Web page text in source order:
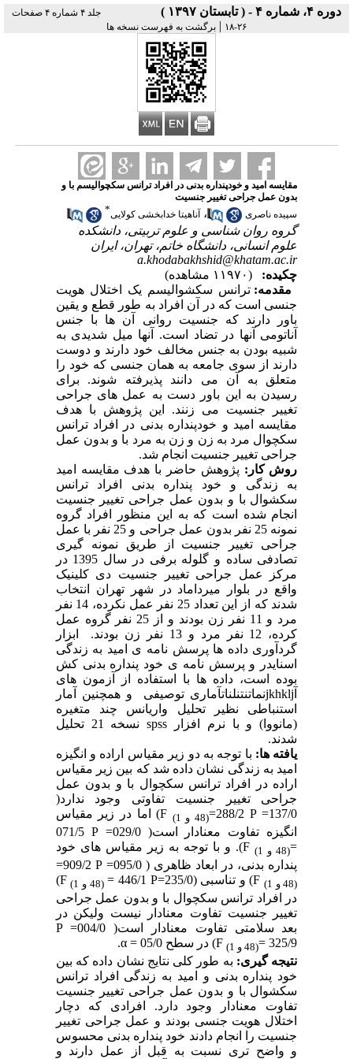
دوره ۴، شماره ۴ - ( تابستان ۱۳۹۷ )
جلد ۴ شماره ۴ صفحات
۲۶-۱۸
| برگشت به فهرست نسخه ها
مقایسه امید و خودپنداره بدنی در افراد ترانس سکچوالیسم با و
بدون عمل جراحی تغییر جنسیت
سپیده ناصری
، آناهیتا خدابخشی کولایی*
گروه روان شناسی و علوم تربیتی، دانشکده
علوم انسانی، دانشگاه خاتم، تهران، ایران
a.khodabakhshid@khatam.ac.ir
چکیده:
(۱۱۹۷۰ مشاهده)
مقدمه: ترانس سکشوالیسم یک اختلال هویت
جنسی است که در آن افراد به طور قطع و یقین
باور دارند که جنسیت روانی آن ها با جنس
آناتومی آنها در تضاد است. آنها میل شدیدی به
شبیه بودن به جنس مخالف خود دارند و دوست
دارند از سوی جامعه به همان جنسی که خود را
متعلق به آن می دانند پذیرفته شوند. برای
رسیدن به این باور دست به عمل های جراحی
تغییر جنسیت می زنند. این پژوهش با هدف
مقایسه امید و خودپنداره بدنی در افراد ترانس
سکچوال مرد به زن و زن به مرد با و بدون عمل
جراحی تغییر جنسیت انجام شد.
روش کار: پژوهش حاضر با هدف مقایسه امید
به زندگی و خود پنداره بدنی افراد ترانس
سکشوال با و بدون عمل جراحی تغییر جنسیت
انجام شده است که به این منظور افراد گروه
نمونه 25 نفر بدون عمل جراحی و 25 نفر با عمل
جراحی تغییر جنسیت از طریق نمونه گیری
تصادفی ساده و گلوله برفی در سال 1395 در
مرکز عمل جراحی تغییر جنسیت دی کلینیک
واقع در بلوار میرداماد در شهر تهران انتخاب
شدند که از این تعداد 25 نفر عمل نکرده، 14 نفر
مرد و 11 نفر زن بودند و از 25 نفر گروه عمل
کرده، 12 نفر مرد و 13 نفر زن بودند. ابزار
گردآوری داده ها پرسش نامه ی امید به زندگی
اسنایدر و پرسش نامه ی خود پنداره بدنی کش
بوده است، داده ها با استفاده از آزمون های
jkhkljنماتنتنلناتآماری توصیفی و همچنین آمار
استنباطی نظیر تحلیل واریانس چند متغیره
(مانووا) و با نرم افزار spss
نسخه 21 تحلیل
شدند.
یافته ها: با توجه به دو زیر مقیاس اراده و انگیزه
امید به زندگی نشان داده شد که بین زیر مقیاس
اراده در افراد ترانس سکچوال با و بدون عمل
جراحی تغییر جنسیت تفاوتی وجود ندارد(
137/0
=
P
=(48 و 1) F) اما در زیر مقیاس
انگیزه تفاوت معنادار است( 029/0
=
P
071/5
=(48 و 1) F). و با توجه به زیر مقیاس های خود
پنداره بدنی، در ابعاد ظاهری ( 095/0
=
P
=
(48 و 1) F) و تناسبی (235/0 P=
= (48 و 1) F
)
در افراد ترانس سکچوال با و بدون عمل جراحی
تغییر جنسیت تفاوت معنادار نیست ولیکن در
بعد سلامتی تفاوت معنادار است( 004/0
=
P
325/9
=(48 و 1) F) در سطح 05/0 =
α
.
نتیجه گیری: به طور کلی نتایج نشان داده که بین
خود پنداره بدنی و امید به زندگی افراد ترانس
سکشوال با و بدون عمل جراحی تغییر جنسیت
تفاوت معنادار وجود دارد. افرادی که دچار
اختلال هویت جنسی بودند و عمل جراحی تغییر
جنسیت را انجام دادند خود پنداره بدنی محسوس
و واضح تری نسبت به قبل از عمل دارند و